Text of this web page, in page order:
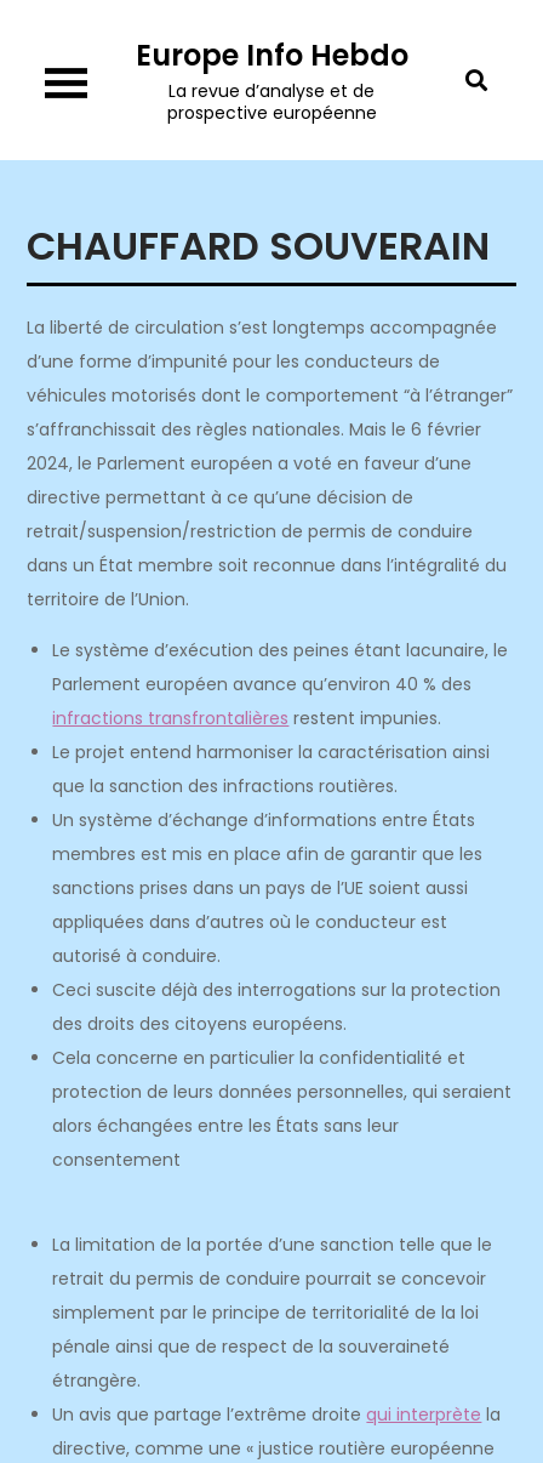
content
Europe Info Hebdo
La revue d’analyse et de
prospective européenne
CHAUFFARD SOUVERAIN
La liberté de circulation s’est longtemps accompagnée
d’une forme d’impunité pour les conducteurs de
véhicules motorisés dont le comportement “à l’étranger”
s’affranchissait des règles nationales. Mais le 6 février
2024, le Parlement européen a voté en faveur d’une
directive permettant à ce qu’une décision de
retrait/suspension/restriction de permis de conduire
dans un État membre soit reconnue dans l’intégralité du
territoire de l’Union.
Le système d’exécution des peines étant lacunaire, le
Parlement européen avance qu’environ 40 % des
infractions transfrontalières restent impunies.
Le projet entend harmoniser la caractérisation ainsi
que la sanction des infractions routières.
Un système d’échange d’informations entre États
membres est mis en place afin de garantir que les
sanctions prises dans un pays de l’UE soient aussi
appliquées dans d’autres où le conducteur est
autorisé à conduire.
Ceci suscite déjà des interrogations sur la protection
des droits des citoyens européens.
Cela concerne en particulier la confidentialité et
protection de leurs données personnelles, qui seraient
alors échangées entre les États sans leur
consentement
La limitation de la portée d’une sanction telle que le
retrait du permis de conduire pourrait se concevoir
simplement par le principe de territorialité de la loi
pénale ainsi que de respect de la souveraineté
étrangère.
Un avis que partage l’extrême droitequi interprète la
directive, comme une « justice routière européenne